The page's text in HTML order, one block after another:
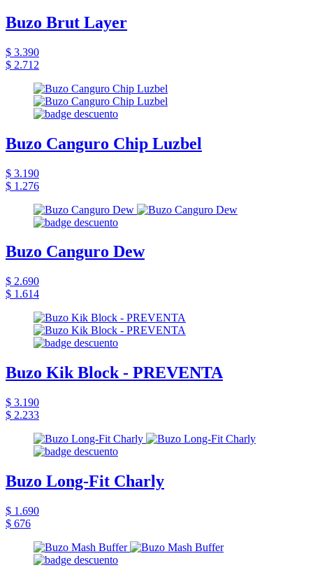
Buzo Brut Layer
$ 3.390
$ 2.712
Buzo Canguro Chip Luzbel
$ 3.190
$ 1.276
Buzo Canguro Dew
$ 2.690
$ 1.614
Buzo Kik Block - PREVENTA
$ 3.190
$ 2.233
Buzo Long-Fit Charly
$ 1.690
$ 676